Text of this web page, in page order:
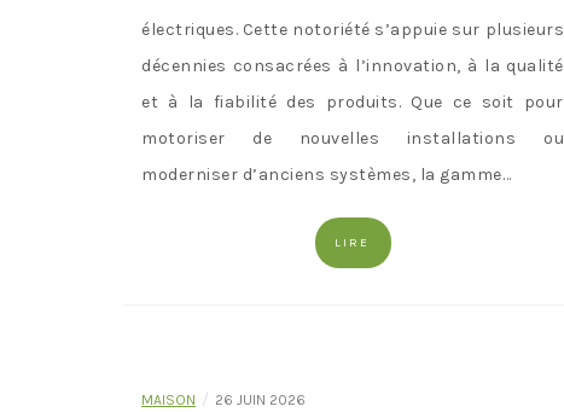
électriques. Cette notoriété s’appuie sur plusieurs
décennies consacrées à l’innovation, à la qualité
et à la fiabilité des produits. Que ce soit pour
motoriser de nouvelles installations ou
moderniser d’anciens systèmes, la gamme…
LIRE
MAISON / 26 JUIN 2026